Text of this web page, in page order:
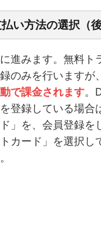
い方法の選択（後
進みます。無料ト
のみを行いますが、
で課金されます。
登録している場合
」を、会員登録を
カード」を選択し